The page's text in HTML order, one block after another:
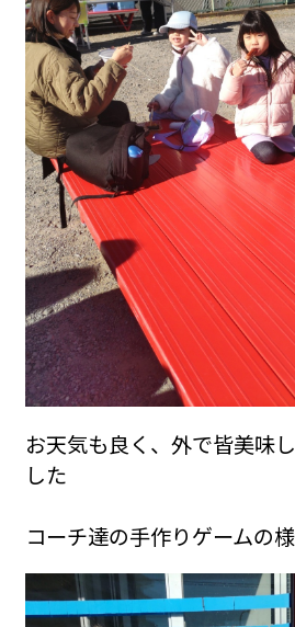
お天気も良く、外で皆美味
した
コーチ達の手作りゲームの